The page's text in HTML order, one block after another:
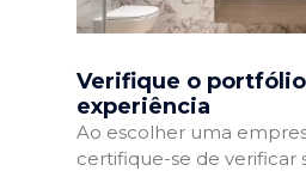
Verifique o
experiência
Ao escolher uma
certifique-se de verificar